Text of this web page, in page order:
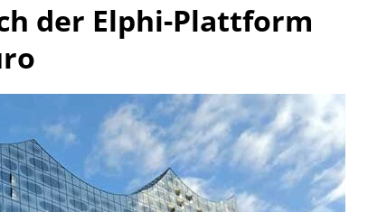
der Elphi-Plattform